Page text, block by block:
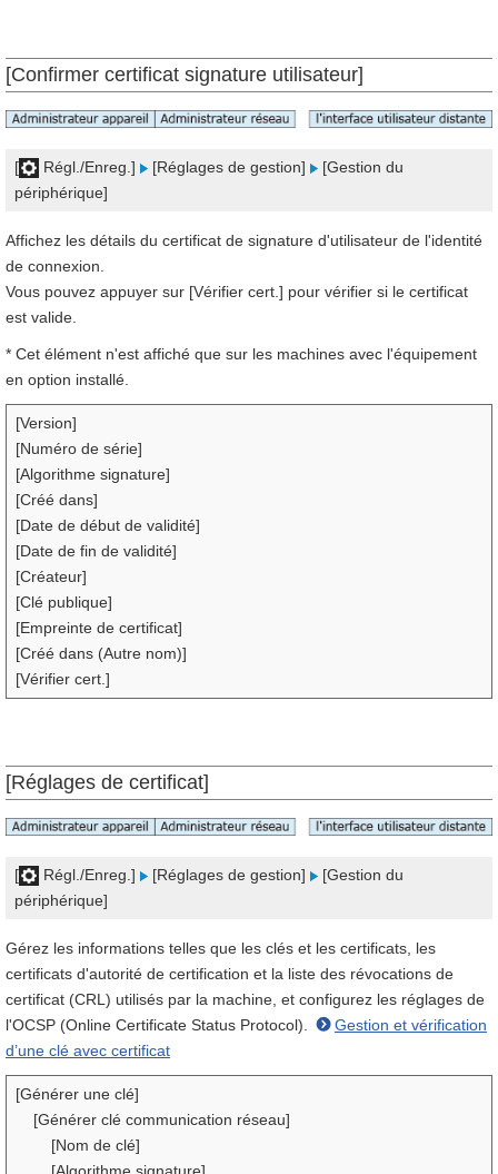
[Confirmer certificat signature utilisateur]
[ Régl./Enreg.] [Réglages de gestion]
[Gestion du
périphérique]
Affichez les détails du certificat de signature d'utilisateur de l'identité
de connexion.
Vous pouvez appuyer sur [Vérifier cert.] pour vérifier si le certificat
est valide.
* Cet élément n'est affiché que sur les machines avec l'équipement
en option installé.
[Version]
[Numéro de série]
[Algorithme signature]
[Créé dans]
[Date de début de validité]
[Date de fin de validité]
[Créateur]
[Clé publique]
[Empreinte de certificat]
[Créé dans (Autre nom)]
[Vérifier cert.]
[Réglages de certificat]
[ Régl./Enreg.] [Réglages de gestion]
[Gestion du
périphérique]
Gérez les informations telles que les clés et les certificats, les
certificats d'autorité de certification et la liste des révocations de
certificat (CRL) utilisés par la machine, et configurez les réglages de
l'OCSP (Online Certificate Status Protocol).
Gestion et vérification
d’une clé avec certificat
[Générer une clé]
[Générer clé communication réseau]
[Nom de clé]